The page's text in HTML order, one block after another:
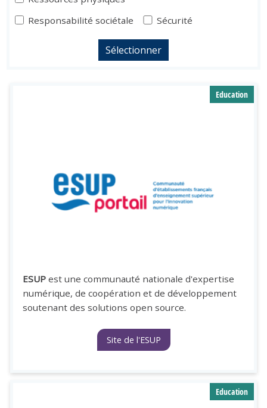
Responsabilité sociétale
Sécurité
Education
ESUP est une communauté nationale d'expertise
numérique, de coopération et de développement
soutenant des solutions open source.
Site de l'ESUP
Education